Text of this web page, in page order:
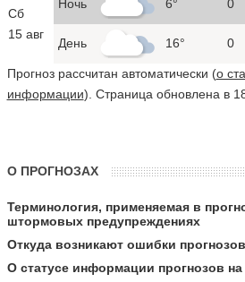
Сб
15 авг
Ночь 6° 0
День 16° 0
Прогноз рассчитан автоматически (о
информации). Страница обновлена в
О ПРОГНОЗАХ
Терминология, применяемая в
штормовых предупреждениях
Откуда возникают ошибки
О статусе информации прогнозов